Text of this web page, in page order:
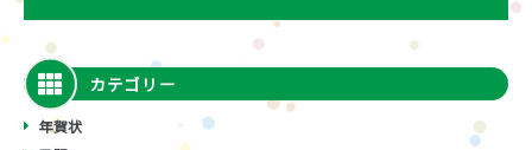
カテゴリー
年賀状